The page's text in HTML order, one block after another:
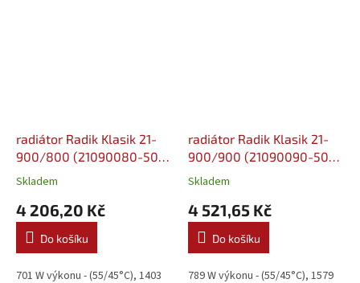
radiátor Radik Klasik 21-
900/800 (21090080-50-
0010)
Skladem
4 206,20 Kč
Do košíku
701 W výkonu - (55/45°C), 1403
radiátor Radik Klasik 21-
900/900 (21090090-50-
0010)
Skladem
4 521,65 Kč
Do košíku
789 W výkonu - (55/45°C), 1579